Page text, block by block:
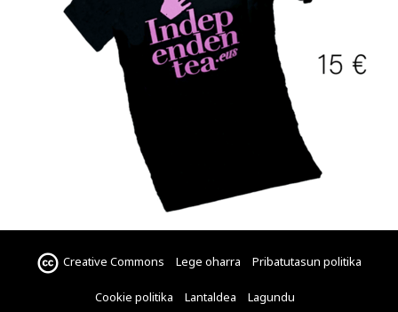
Creative Commons Lege oharra Pribatutasun politika
Cookie politika Lantaldea Lagundu